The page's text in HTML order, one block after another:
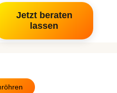
Jetzt beraten
lassen